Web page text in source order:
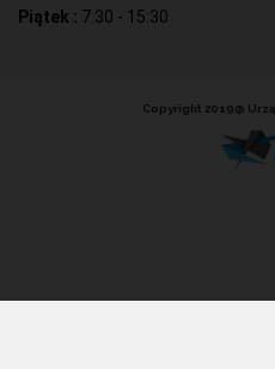
Piątek : 7:30 - 15:30
Copyright 2019@